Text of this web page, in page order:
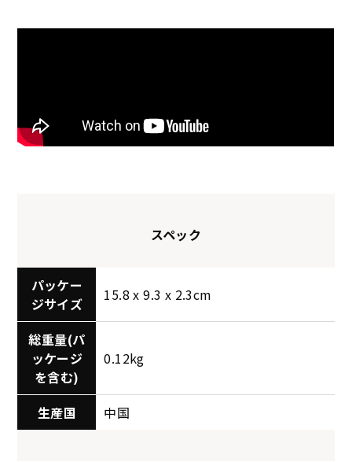
スペック
パッケー
ジサイズ
15.8 x 9.3 x 2.3cm
総重量(パ
ッケージ
を含む)
0.12kg
生産国 中国